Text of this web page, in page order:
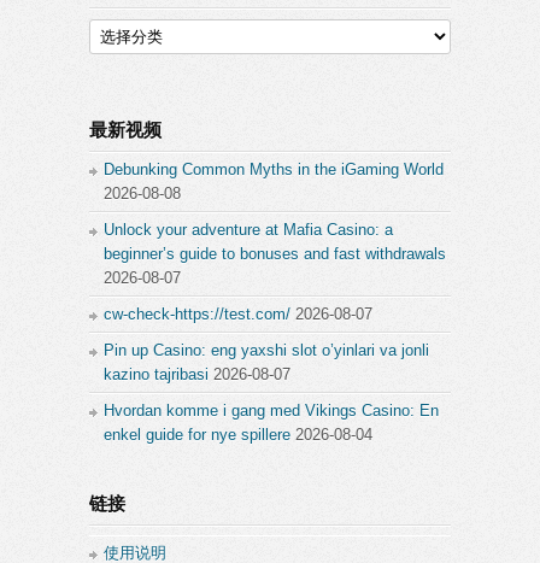
分
类
最新视频
Debunking Common Myths in the iGaming World
2026-08-08
Unlock your adventure at Mafia Casino: a
beginner’s guide to bonuses and fast withdrawals
2026-08-07
cw-check-https://test.com/ 2026-08-07
Pin up Casino: eng yaxshi slot o’yinlari va jonli
kazino tajribasi 2026-08-07
Hvordan komme i gang med Vikings Casino: En
enkel guide for nye spillere 2026-08-04
链接
使用说明